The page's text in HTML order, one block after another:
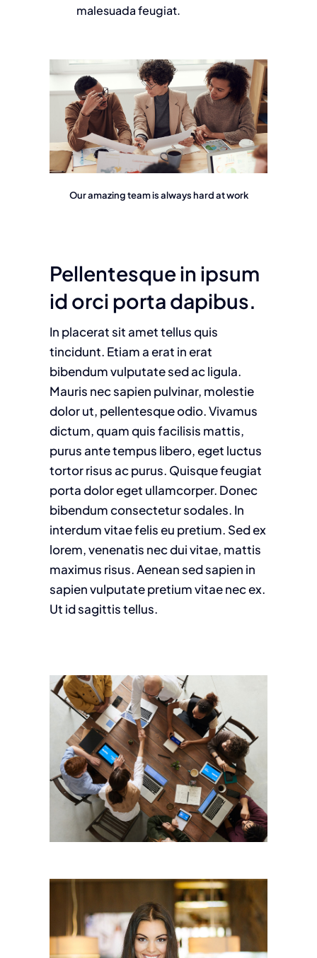
malesuada feugiat.
Our amazing team is always hard at work
Pellentesque in ipsum
id orci porta dapibus.
In placerat sit amet tellus quis
tincidunt. Etiam a erat in erat
bibendum vulputate sed ac ligula.
Mauris nec sapien pulvinar, molestie
dolor ut, pellentesque odio. Vivamus
dictum, quam quis facilisis mattis,
purus ante tempus libero, eget luctus
tortor risus ac purus. Quisque feugiat
porta dolor eget ullamcorper. Donec
bibendum consectetur sodales. In
interdum vitae felis eu pretium. Sed ex
lorem, venenatis nec dui vitae, mattis
maximus risus. Aenean sed sapien in
sapien vulputate pretium vitae nec ex.
Ut id sagittis tellus.